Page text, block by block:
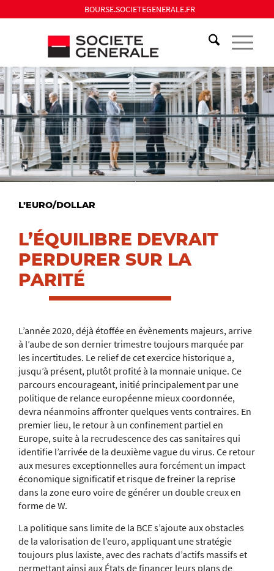
BOURSE.SOCIETEGENERALE.FR
L’EURO/DOLLAR
L’ÉQUILIBRE DEVRAIT
PERDURER SUR LA
PARITÉ
L’année 2020, déjà étoffée en évènements majeurs, arrive
à l’aube de son dernier trimestre toujours marquée par
les incertitudes. Le relief de cet exercice historique a,
jusqu’à présent, plutôt profité à la monnaie unique. Ce
parcours encourageant, initié principalement par une
politique de relance européenne mieux coordonnée,
devra néanmoins affronter quelques vents contraires. En
premier lieu, le retour à un confinement partiel en
Europe, suite à la recrudescence des cas sanitaires qui
identifie l’arrivée de la deuxième vague du virus. Ce retour
aux mesures exceptionnelles aura forcément un impact
économique significatif et risque de freiner la reprise
dans la zone euro voire de générer un double creux en
forme de W.
La politique sans limite de la BCE s’ajoute aux obstacles
de la valorisation de l’euro, appliquant une stratégie
toujours plus laxiste, avec des rachats d’actifs massifs et
permettant ainsi aux États de financer leurs plans de